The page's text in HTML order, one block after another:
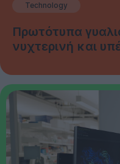
Technology
Πρωτότυπα
νυχτερινή και